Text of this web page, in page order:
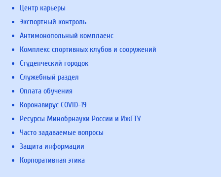
Центр карьеры
Экспортный контроль
Антимонопольный комплаенс
Комплекс спортивных клубов и сооружений
Студенческий городок
Служебный раздел
Оплата обучения
Коронавирус COVID-19
Ресурсы Минобрнауки России и ИжГТУ
Часто задаваемые вопросы
Защита информации
Корпоративная этика